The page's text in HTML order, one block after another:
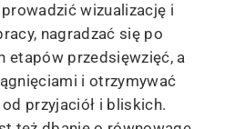
wizualizację i
nagradzać się po
etapów przedsięwzięć, a
i otrzymywać
przyjaciół i bliskich.